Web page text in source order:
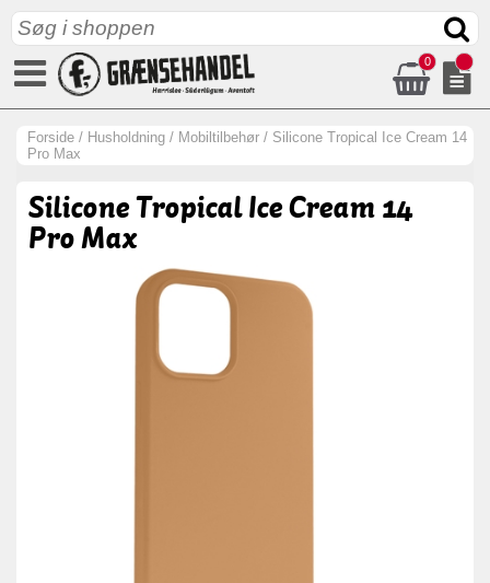
0
Forside / Husholdning / Mobiltilbehør / Silicone Tropical Ice Cream 14
Pro Max
Silicone Tropical Ice Cream 14
Pro Max